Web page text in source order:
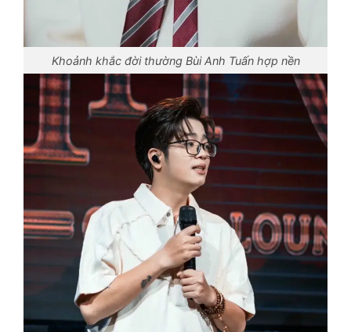
Khoảnh khắc đời thường Bùi Anh Tuấn hợp nền